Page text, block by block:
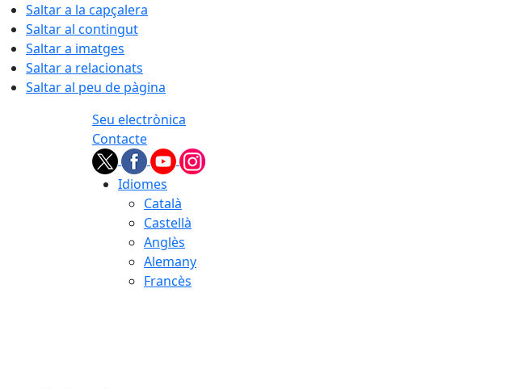
Saltar a la capçalera
Saltar al contingut
Saltar a imatges
Saltar a relacionats
Saltar al peu de pàgina
Seu electrònica
Contacte
Idiomes
Català
Castellà
Anglès
Alemany
Francès